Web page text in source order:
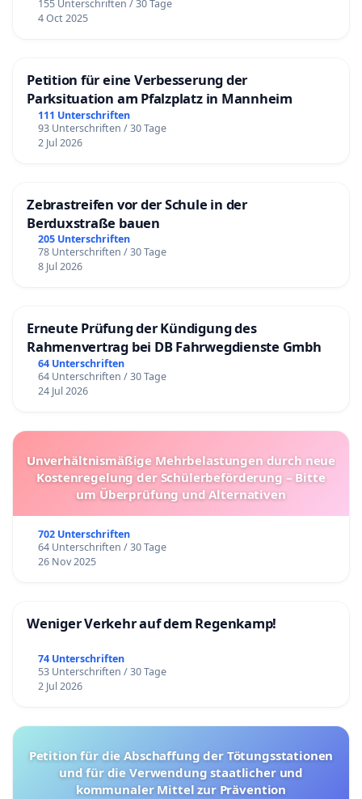
155 Unterschriften / 30 Tage
4 Oct 2025
Petition für eine Verbesserung der
Parksituation am Pfalzplatz in Mannheim
111 Unterschriften
93 Unterschriften / 30 Tage
2 Jul 2026
Zebrastreifen vor der Schule in der
Berduxstraße bauen
205 Unterschriften
78 Unterschriften / 30 Tage
8 Jul 2026
Erneute Prüfung der Kündigung des
Rahmenvertrag bei DB Fahrwegdienste Gmbh
64 Unterschriften
64 Unterschriften / 30 Tage
24 Jul 2026
Unverhältnismäßige Mehrbelastungen durch neue
Kostenregelung der Schülerbeförderung – Bitte
um Überprüfung und Alternativen
702 Unterschriften
64 Unterschriften / 30 Tage
26 Nov 2025
Weniger Verkehr auf dem Regenkamp!
74 Unterschriften
53 Unterschriften / 30 Tage
2 Jul 2026
Petition für die Abschaffung der Tötungsstationen
und für die Verwendung staatlicher und
kommunaler Mittel zur Prävention